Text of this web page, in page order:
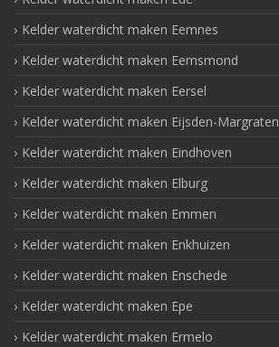
Kelder waterdicht maken Eemnes
Kelder waterdicht maken Eemsmond
Kelder waterdicht maken Eersel
Kelder waterdicht maken Eijsden-Margraten
Kelder waterdicht maken Eindhoven
Kelder waterdicht maken Elburg
Kelder waterdicht maken Emmen
Kelder waterdicht maken Enkhuizen
Kelder waterdicht maken Enschede
Kelder waterdicht maken Epe
Kelder waterdicht maken Ermelo